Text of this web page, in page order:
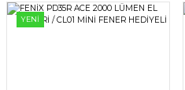
YENİ